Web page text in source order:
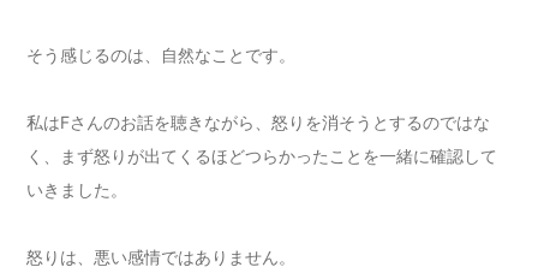
そう感じるのは、自然なことです。
私はFさんのお話を聴きながら、怒りを消そうとするのではな
く、まず怒りが出てくるほどつらかったことを一緒に確認して
いきました。
怒りは、悪い感情ではありません。